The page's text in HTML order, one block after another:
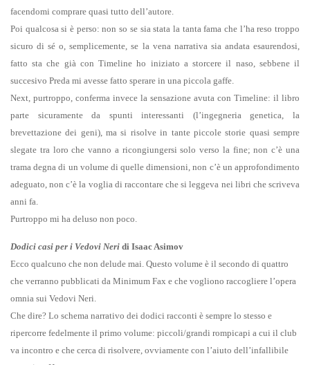
facendomi comprare quasi tutto dell’autore.
Poi qualcosa si è perso: non so se sia stata la tanta fama che l’ha reso troppo
sicuro di sé o, semplicemente, se la vena narrativa sia andata esaurendosi,
fatto sta che già con Timeline ho iniziato a storcere il naso, sebbene il
succesivo Preda mi avesse fatto sperare in una piccola gaffe.
Next, purtroppo, conferma invece la sensazione avuta con Timeline: il libro
parte sicuramente da spunti interessanti (l’ingegneria genetica, la
brevettazione dei geni), ma si risolve in tante piccole storie quasi sempre
slegate tra loro che vanno a ricongiungersi solo verso la fine; non c’è una
trama degna di un volume di quelle dimensioni, non c’è un approfondimento
adeguato, non c’è la voglia di raccontare che si leggeva nei libri che scriveva
anni fa.
Purtroppo mi ha deluso non poco.
Dodici casi per i Vedovi Neri di Isaac Asimov
Ecco qualcuno che non delude mai. Questo volume è il secondo di quattro
che verranno pubblicati da Minimum Fax e che vogliono raccogliere l’opera
omnia sui Vedovi Neri.
Che dire? Lo schema narrativo dei dodici racconti è sempre lo stesso e
ripercorre fedelmente il primo volume: piccoli/grandi rompicapi a cui il club
va incontro e che cerca di risolvere, ovviamente con l’aiuto dell’infallibile